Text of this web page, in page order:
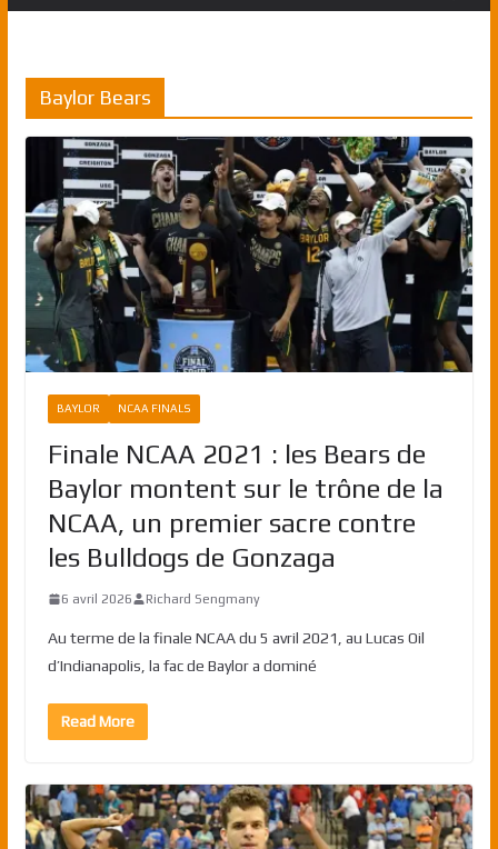
Baylor Bears
BAYLOR NCAA FINALS
Finale NCAA 2021 : les Bears de
Baylor montent sur le trône de la
NCAA, un premier sacre contre
les Bulldogs de Gonzaga
6 avril 2026 Richard Sengmany
Au terme de la finale NCAA du 5 avril 2021, au Lucas Oil
d’Indianapolis, la fac de Baylor a dominé
Read More